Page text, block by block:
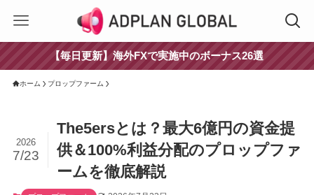
【毎日更新】海外FXで実施中のボーナス26選
ホーム プロップファーム
The5ersとは？最大6億円の資金提
供＆100%利益分配のプロップファ
ームを徹底解説
2026
7/23